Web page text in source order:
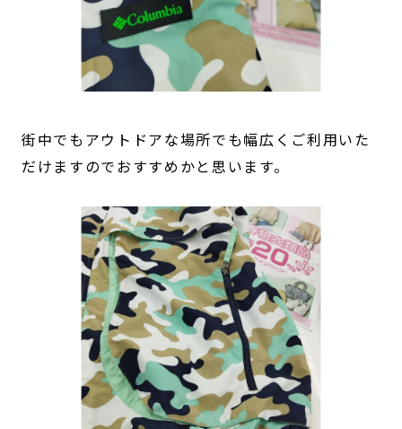
街中でもアウトドアな場所でも幅広くご利用いた
だけますのでおすすめかと思います。